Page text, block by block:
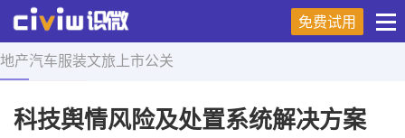
免费试用
地产汽车服装文旅 上市公关
首页 > 舆情知识 > 正文
科技舆情风险及处置系统解决方案